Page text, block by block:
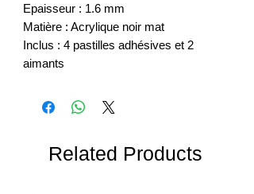
Epaisseur : 1.6 mm
Matière : Acrylique noir mat
Inclus : 4 pastilles adhésives et 2
aimants
Related Products